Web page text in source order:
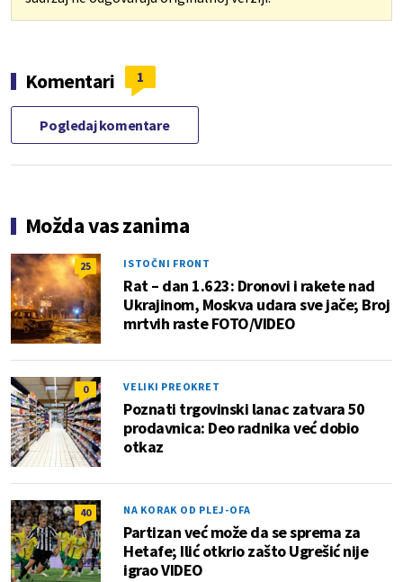
Komentari 1
Pogledaj komentare
Možda vas zanima
25 ISTOČNI FRONT
Rat – dan 1.623: Dronovi i rakete nad
Ukrajinom, Moskva udara sve jače; Broj
mrtvih raste FOTO/VIDEO
0 VELIKI PREOKRET
Poznati trgovinski lanac zatvara 50
prodavnica: Deo radnika već dobio
otkaz
40 NA KORAK OD PLEJ-OFA
Partizan već može da se sprema za
Hetafe; Ilić otkrio zašto Ugrešić nije
igrao VIDEO